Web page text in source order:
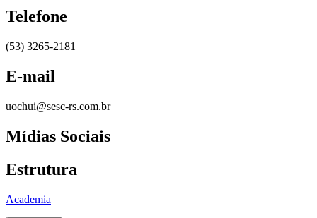
Telefone
(53) 3265-2181
E-mail
uochui@sesc-rs.com.br
Mídias Sociais
Estrutura
Academia